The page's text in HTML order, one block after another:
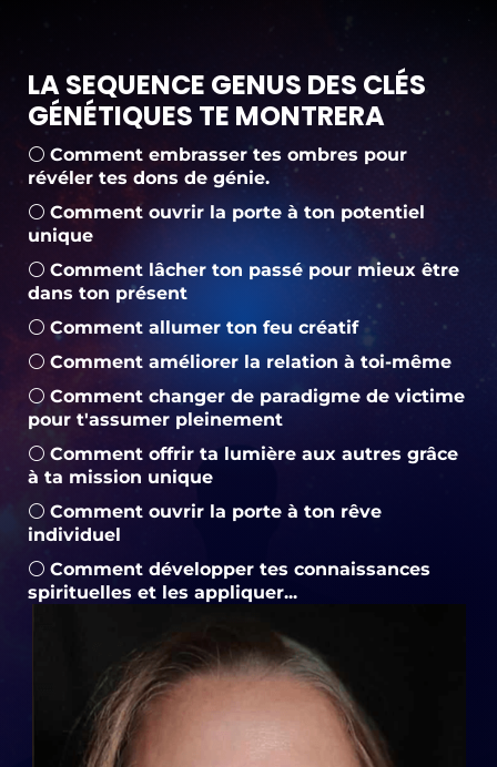
LA SEQUENCE GENUS DES CLÉS
GÉNÉTIQUES TE MONTRERA
⚪ Comment embrasser tes ombres pour
révéler tes dons de génie.
⚪ Comment ouvrir la porte à ton potentiel
unique
⚪ Comment lâcher ton passé pour mieux être
dans ton présent
⚪ Comment allumer ton feu créatif
⚪ Comment améliorer la relation à toi-même
⚪ Comment changer de paradigme de victime
pour t'assumer pleinement
⚪ Comment offrir ta lumière aux autres grâce
à ta mission unique
⚪ Comment ouvrir la porte à ton rêve
individuel
⚪ Comment développer tes connaissances
spirituelles et les appliquer...